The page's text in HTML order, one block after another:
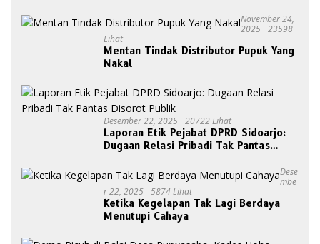
November 24,
2025 23598
Lihat
Mentan Tindak Distributor Pupuk Yang
Nakal
Desember 22, 2025 20722 Lihat
Laporan Etik Pejabat DPRD Sidoarjo:
Dugaan Relasi Pribadi Tak Pantas
Dese
Mbe
R 22, 2025 5874 Lihat
Ketika Kegelapan Tak Lagi Berdaya
Menutupi Cahaya